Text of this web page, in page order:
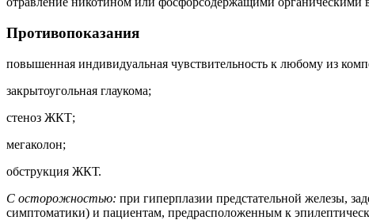
Противопоказания
повышенная индивидуальная чувствительность к любому из
закрытоугольная глаукома;
стеноз ЖКТ;
мегаколон;
обструкция ЖКТ.
С осторожностью: при гиперплазии предстательной железы,
симптоматики) и пациентам, предрасположенным к